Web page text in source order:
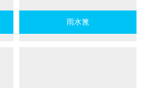
雨水篦